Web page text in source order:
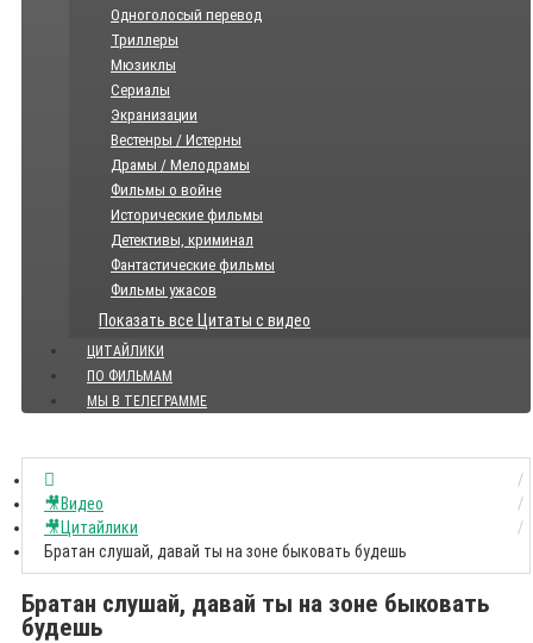
Одноголосый перевод
Триллеры
Мюзиклы
Сериалы
Экранизации
Вестенры / Истерны
Драмы / Мелодрамы
Фильмы о войне
Исторические фильмы
Детективы, криминал
Фантастические фильмы
Фильмы ужасов
Показать все Цитаты с видео
ЦИТАЙЛИКИ
ПО ФИЛЬМАМ
МЫ В ТЕЛЕГРАММЕ
🎥Видео
🎥Цитайлики
Братан слушай, давай ты на зоне быковать будешь
Братан слушай, давай ты на зоне быковать
будешь